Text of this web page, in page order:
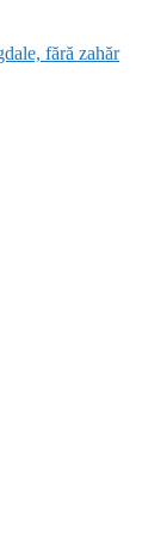
fără zahăr